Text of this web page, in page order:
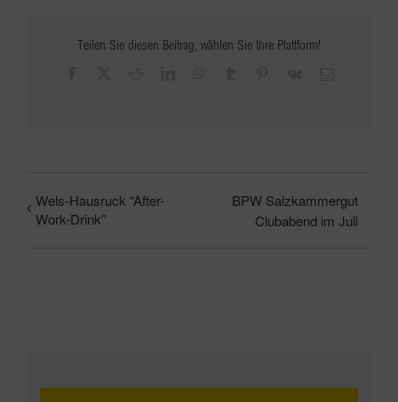
Teilen Sie diesen Beitrag, wählen Sie Ihre Plattform!
Wels-Hausruck “After-
Work-Drink”
BPW Salzkammergut
Clubabend im Juli